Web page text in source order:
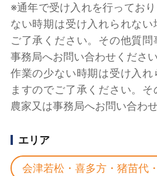
※通年で受け入れを行ってお
ない時期は受け入れられな
ご了承ください。その他質
事務局へお問い合わせください
作業の少ない時期は受け入れ
ますのでご了承ください。
農家又は事務局へお問い合わ
エリア
会津若松・喜多方・猪苗代